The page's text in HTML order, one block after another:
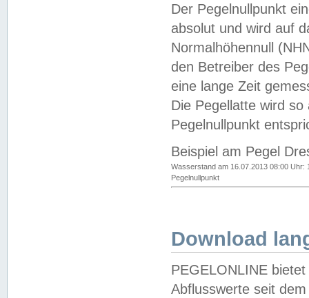
Der Pegelnullpunkt
absolut und wird auf
Normalhöhennull
den Betreiber des
eine lange Zeit
Die Pegellatte wird
Pegelnullpunkt
Beispiel am Pegel
Wasserstand am 16.07.2013 08:00 Uhr:
Pegelnullpunkt
Download
PEGELONLINE
Abflusswerte seit